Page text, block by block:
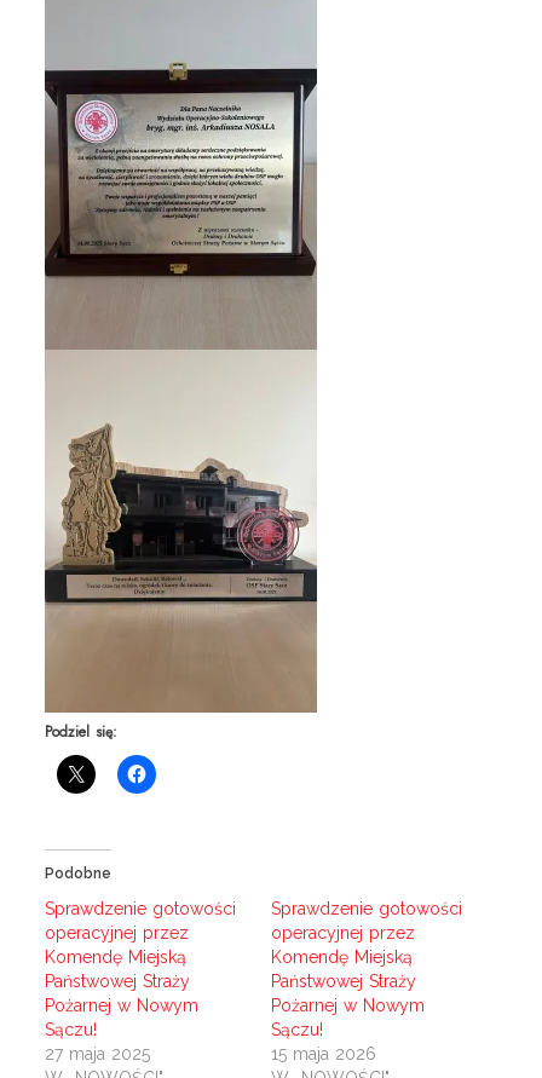
Podziel się:
Podobne
Sprawdzenie gotowości
operacyjnej przez
Komendę Miejską
Państwowej Straży
Pożarnej w Nowym
Sączu!
27 maja 2025
Sprawdzenie gotowości
operacyjnej przez
Komendę Miejską
Państwowej Straży
Pożarnej w Nowym
Sączu!
15 maja 2026